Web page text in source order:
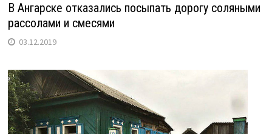
В Ангарске отказались посыпать дорогу соляными
рассолами и смесями
03.12.2019